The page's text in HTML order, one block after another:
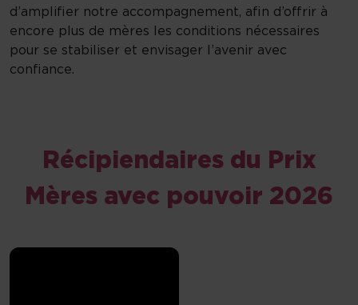
d’amplifier notre accompagnement, afin d’offrir à
encore plus de mères les conditions nécessaires
pour se stabiliser et envisager l’avenir avec
confiance.
Récipiendaires du Prix
Mères avec pouvoir 2026